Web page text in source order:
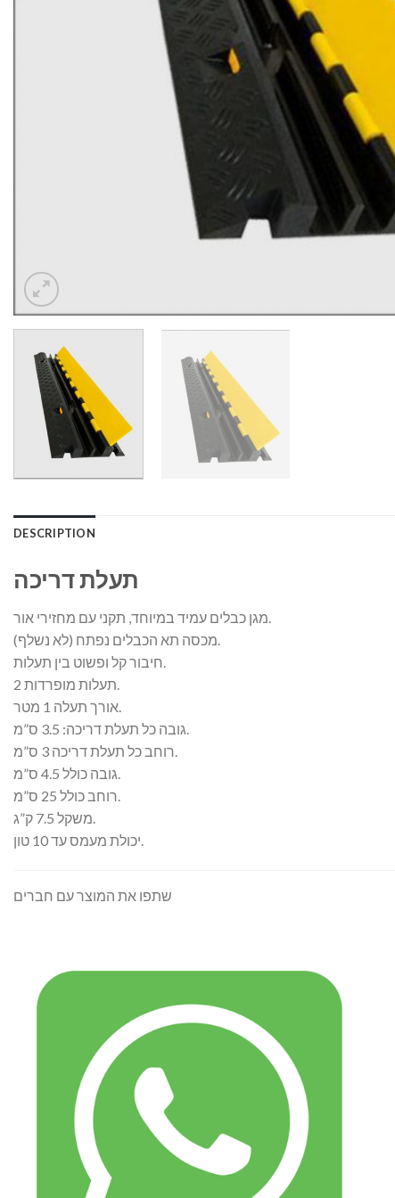
DESCRIPTION
תעלת דריכה
מגן כבלים עמיד במיוחד, תקני עם מחזירי אור.
מכסה תא הכבלים נפתח (לא נשלף).
חיבור קל ופשוט בין תעלות.
2 תעלות מופרדות.
אורך תעלה 1 מטר.
גובה כל תעלת דריכה: 3.5 ס”מ.
רוחב כל תעלת דריכה 3 ס”מ.
גובה כולל 4.5 ס”מ.
רוחב כולל 25 ס”מ.
משקל 7.5 ק”ג.
יכולת מעמס עד 10 טון.
שתפו את המוצר עם חברים